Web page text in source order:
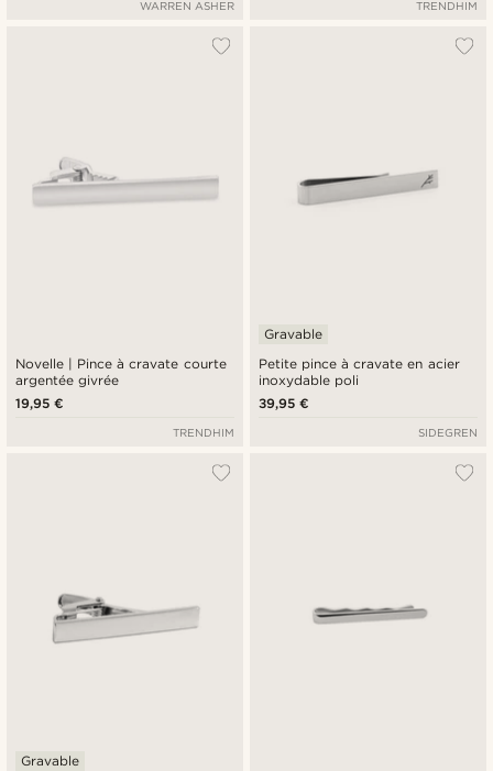
WARREN ASHER TRENDHIM
Novelle | Pince à cravate courte
argentée givrée
19,95 €
TRENDHIM
Petite pince à cravate en acier
inoxydable poli
Gravable
39,95 €
SIDEGREN
Gravable